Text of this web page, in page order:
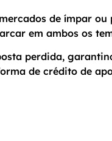
de ímpar ou
em ambos os
perdida,
de crédito de